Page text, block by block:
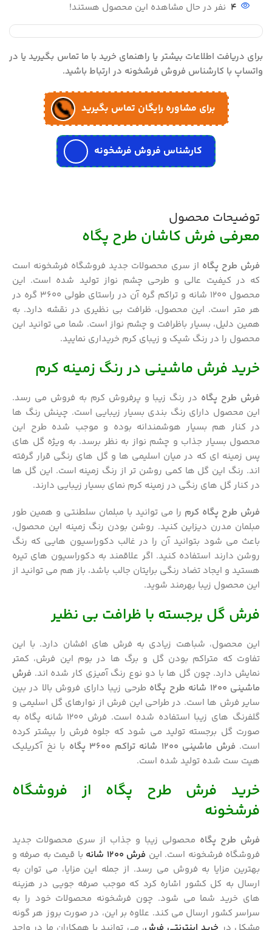
4 نفر در حال مشاهده این محصول هستند!
برای دریافت اطلاعات بیشتر یا راهنمای خرید با ما تماس بگیرید یا در
واتساپ با کارشناس فروش فرشخونه در ارتباط باشید.
برای مشاوره رایگان تماس بگیرید
کارشناس فروش فرشخونه
توضیحات محصول
معرفی فرش کاشان طرح پگاه
فرش طرح پگاه از سری محصولات جدید فروشگاه فرشخونه است
که در کیفیت عالی و طرحی چشم نواز تولید شده است. این
محصول 1200 شانه و تراکم گره آن در راستای طولی 3600 گره در
هر متر است. این محصول، ظرافت بی نظیری در نقشه دارد. به
همین دلیل، بسیار باظرافت و چشم نواز است. شما می توانید این
محصول را در رنگ شیک و زیبای کرم خریداری نمایید.
خرید فرش ماشینی در رنگ زمینه کرم
فرش طرح پگاه در رنگ زیبا و پرفروش کرم به فروش می رسد.
این محصول دارای رنگ بندی بسیار زیبایی است. چینش رنگ ها
در کنار هم بسیار هوشمندانه بوده و موجب شده طرح این
محصول بسیار جذاب و چشم نواز به نظر برسد. به ویژه گل های
پس زمینه ای که در میان اسلیمی ها و گل های رنگی قرار گرفته
اند. رنگ این گل ها کمی روشن تر از رنگ زمینه است. این گل ها
در کنار گل های رنگی در زمینه کرم نمای بسیار زیبایی دارند.
فرش طرح پگاه کرم را می توانید با مبلمان سلطنتی و همین طور
مبلمان مدرن دیزاین کنید. روشن بودن رنگ زمینه این محصول،
باعث می شود بتوانید آن را در غالب دکوراسیون هایی که رنگ
روشن دارند استفاده کنید. اگر علاقمند به دکوراسیون های تیره
هستید و ایجاد تضاد رنگی برایتان جالب باشد، باز هم می توانید از
این محصول زیبا بهرمند شوید.
فرش گل برجسته با ظرافت بی نظیر
این محصول، شباهت زیادی به فرش های افشان دارد. با این
تفاوت که متراکم بودن گل و برگ ها در بوم این فرش، کمتر
نمایش دارد. چون گل ها با دو نوع رنگ آمیزی کار شده اند. فرش
ماشینی 1200 شانه طرح پگاه
طرحی زیبا دارای فروش بالا در بین
سایر فرش ها است. در طراحی این فرش از نوارهای گل اسلیمی و
گلفرنگ های زیبا استفاده شده است. فرش 1200 شانه پگاه به
صورت گل برجسته تولید می شود که جلوه فرش را بیشتر کرده
است. فرش ماشینی 1200 شانه تراکم 3600 پگاه
با نخ آکریلیک
هیت ست شده تولید شده است.
خرید فرش طرح پگاه از فروشگاه
فرشخونه
فرش طرح پگاه محصولی زیبا و جذاب از سری محصولات جدید
فروشگاه فرشخونه است. این فرش 1200 شانه
با قیمت به صرفه و
بهترین مزایا به فروش می رسد. از جمله این مزایا، می توان به
ارسال به کل کشور اشاره کرد که موجب صرفه جویی در هزینه
های خرید شما می شود. چون فرشخونه محصولات خود را به
سراسر کشور ارسال می کند. علاوه بر این، در صورت بروز هر گونه